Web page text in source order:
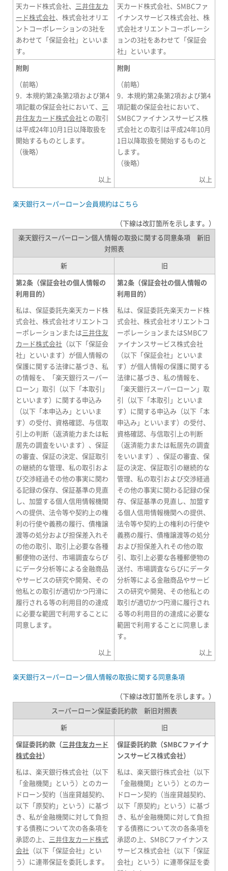
天カード株式会社、 三井住友カ
ード株式会社、株式会社オリエ
ントコーポレーションの3社を
あわせて「保証会社」といいま
す。
天カード株式会社、SMBCファ
イナンスサービス株式会社、株
式会社オリエントコーポレーシ
ョンの3社をあわせて「保証会
社」といいます。
附則
附則
（前略）
9．本規約第2条第2項および第4
項記載の保証会社において、 三
井住友カード株式会社との取引
は平成24年10月1日以降取扱を
開始するものとします。
（後略）
（前略）
9．本規約第2条第2項および第4
項記載の保証会社において、
SMBCファイナンスサービス株
式会社との取引は平成24年10月
1日以降取扱を開始するものと
します。
（後略）
以上
以上
楽天銀行スーパーローン会員規約はこちら
（下線は改訂箇所を示します。）
楽天銀行スーパーローン個人情報の取扱に関する同意条項 新旧
対照表
新
旧
第2条（保証会社の個人情報の
利用目的）
第2条（保証会社の個人情報の
利用目的）
私は、保証委託先楽天カード株
式会社、株式会社オリエントコ
ーポレーションまたは三井住友
カード株式会社 （以下「保証会
社」といいます）が個人情報の
保護に関する法律に基づき、私
の情報を、「楽天銀行スーパー
ローン」取引（以下「本取引」
といいます）に関する申込み
（以下「本申込み」といいま
す）の受付、資格確認、与信取
引上の判断（返済能力または転
居先の調査をいいます）、保証
の審査、保証の決定、保証取引
の継続的な管理、私の取引およ
び交渉経過その他の事実に関わ
る記録の保存、保証基準の見直
し、加盟する個人信用情報機関
への提供、法令等や契約上の権
利の行使や義務の履行、債権譲
渡等の処分および担保差入れそ
の他の取引、取引上必要な各種
郵便物の送付、市場調査ならび
にデータ分析等による金融商品
やサービスの研究や開発、その
他私との取引が適切かつ円滑に
履行される等の利用目的の達成
に必要な範囲で利用することに
同意します。
私は、保証委託先楽天カード株
式会社、株式会社オリエントコ
ーポレーションまたはSMBCフ
ァイナンスサービス株式会社
（以下「保証会社」といいま
す）が個人情報の保護に関する
法律に基づき、私の情報を、
「楽天銀行スーパーローン」取
引（以下「本取引」といいま
す）に関する申込み（以下「本
申込み」といいます）の受付、
資格確認、与信取引上の判断
（返済能力または転居先の調査
をいいます）、保証の審査、保
証の決定、保証取引の継続的な
管理、私の取引および交渉経過
その他の事実に関わる記録の保
存、保証基準の見直し、加盟す
る個人信用情報機関への提供、
法令等や契約上の権利の行使や
義務の履行、債権譲渡等の処分
および担保差入れその他の取
引、取引上必要な各種郵便物の
送付、市場調査ならびにデータ
分析等による金融商品やサービ
スの研究や開発、その他私との
取引が適切かつ円滑に履行され
る等の利用目的の達成に必要な
範囲で利用することに同意しま
す。
以上
以上
楽天銀行スーパーローン個人情報の取扱に関する同意条項
（下線は改訂箇所を示します。）
スーパーローン保証委託約款 新旧対照表
新
旧
保証委託約款（三井住友カード
株式会社）
保証委託約款（SMBCファイナ
ンスサービス株式会社）
私は、楽天銀行株式会社（以下
「金融機関」という）とのカー
ドローン契約（当座貸越契約、
以下「原契約」という）に基づ
き、私が金融機関に対して負担
する債務について次の各条項を
承認の上、 三井住友カード株式
会社 （以下「保証会社」とい
う）に連帯保証を委託します。
私は、楽天銀行株式会社（以下
「金融機関」という）とのカー
ドローン契約（当座貸越契約、
以下「原契約」という）に基づ
き、私が金融機関に対して負担
する債務について次の各条項を
承認の上、SMBCファイナンス
サービス株式会社（以下「保証
会社」という）に連帯保証を委